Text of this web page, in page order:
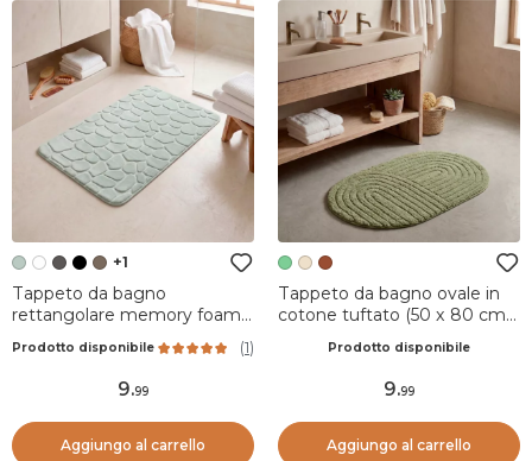
+1
Tappeto da bagno
rettangolare memory foam
eucalipto
Prodotto disponibile (1)
9.99
Aggiungo al carrello
Tappeto da bagno ovale in
cotone tuftato (50 x 80 cm)
Prodotto disponibile
9.99
Aggiungo al carrello